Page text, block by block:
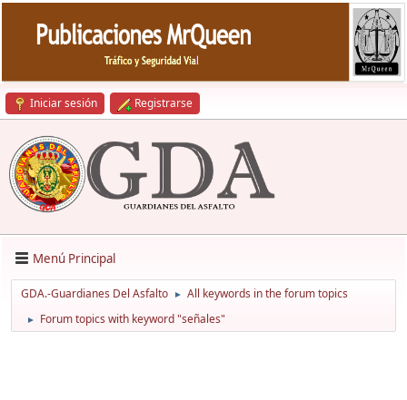
Iniciar sesión Registrarse
Menú Principal
GDA.-Guardianes Del Asfalto ► All keywords in the forum topics
► Forum topics with keyword "señales"